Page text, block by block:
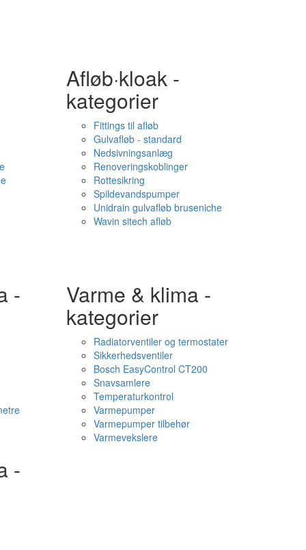
Afløb·kloak -
kategorier
Fittings til afløb
Gulvafløb - standard
Nedsivningsanlæg
Renoveringskoblinger
Rottesikring
Spildevandspumper
Unidrain gulvafløb bruseniche
Wavin sitech afløb
- Varme & klima -
kategorier
Radiatorventiler og termostater
Sikkerhedsventiler
Bosch EasyControl CT200
Snavsamlere
Temperaturkontrol
Varmepumper
Varmepumper tilbehør
Varmevekslere
-